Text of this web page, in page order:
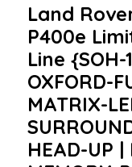
Land
P400e
Line
OXFORD-
MATRIX-
HEAD-UP |